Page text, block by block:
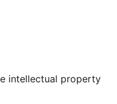
Tumblr
intellectual property